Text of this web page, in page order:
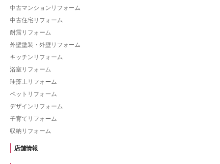
中古マンションリフォーム
中古住宅リフォーム
耐震リフォーム
外壁塗装・外壁リフォーム
キッチンリフォーム
浴室リフォーム
珪藻土リフォーム
ペットリフォーム
デザインリフォーム
子育てリフォーム
収納リフォーム
店舗情報